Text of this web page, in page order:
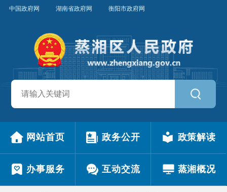
中国政府网 湖南省政府网 衡阳市政府网
网站首页 政务公开 政策解读
办事服务 互动交流 蒸湘概况